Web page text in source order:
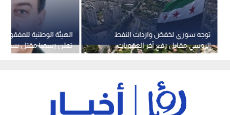
الهيئة الوطنية
تعلن رسميا مقتل بسام
سميح منذ 2013
توجه سوري لخفض واردات النفط
الروسي مقابل رفع آخر العقوبات
الأمريكية